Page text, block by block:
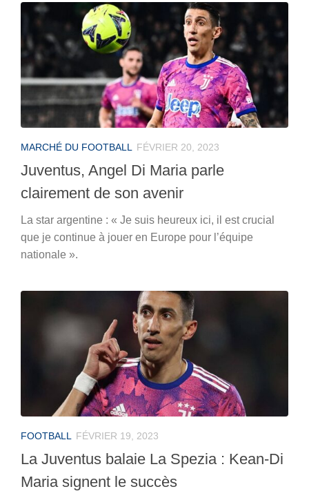
MARCHÉ DU FOOTBALL FÉVRIER 20, 2023
Juventus, Angel Di Maria parle
clairement de son avenir
La star argentine : « Je suis heureux ici, il est crucial
que je continue à jouer en Europe pour l’équipe
nationale ».
FOOTBALL FÉVRIER 19, 2023
La Juventus balaie La Spezia : Kean-Di
Maria signent le succès